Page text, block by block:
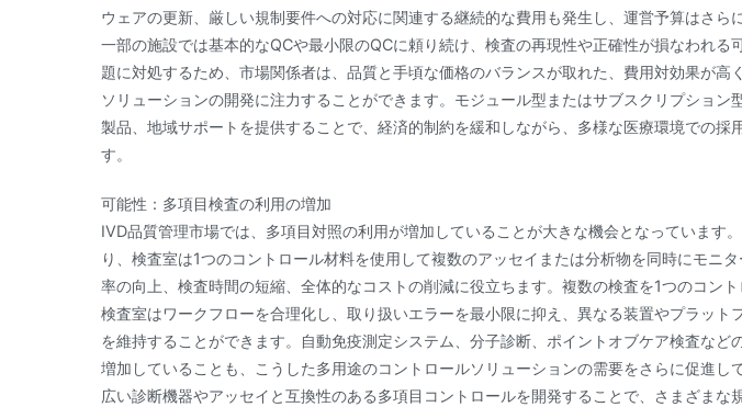
ウェアの更新、厳しい規制要件への対応に関連する継続的な費用も発生し、運営予算はさら
一部の施設では基本的なQCや最小限のQCに頼り続け、検査の再現性や正確性が損なわれる
題に対処するため、市場関係者は、品質と手頃な価格のバランスが取れた、費用対効果が高
ソリューションの開発に注力することができます。モジュール型またはサブスクリプション
製品、地域サポートを提供することで、経済的制約を緩和しながら、多様な医療環境での採
す。
可能性：多項目検査の利用の増加
IVD品質管理市場では、多項目対照の利用が増加していることが大きな機会となっています
り、検査室は1つのコントロール材料を使用して複数のアッセイまたは分析物を同時にモニ
率の向上、検査時間の短縮、全体的なコストの削減に役立ちます。複数の検査を1つのコント
検査室はワークフローを合理化し、取り扱いエラーを最小限に抑え、異なる装置やプラット
を維持することができます。自動免疫測定システム、分子診断、ポイントオブケア検査など
増加していることも、こうした多用途のコントロールソリューションの需要をさらに促進し
広い診断機器やアッセイと互換性のある多項目コントロールを開発することで、さまざまな